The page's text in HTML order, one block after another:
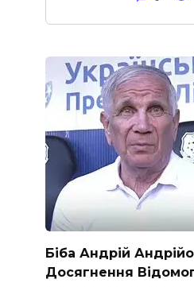
Біба Андрій
Досягнення